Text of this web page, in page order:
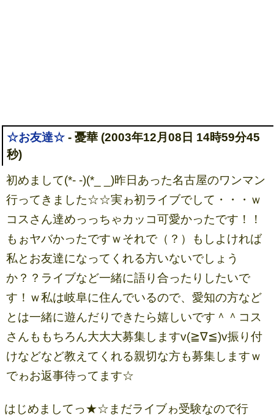
☆お友達☆ - 憂華 (2003年12月08日 14時59分45
秒)
初めまして(*- -)(*_ _)昨日あった名古屋のワンマン
行ってきました☆☆実ゎ初ライブでして・・・ｗ
コスさん達めっっちゃカッコ可愛かったです！！
もぉヤバかったですｗそれで（？）もしよければ
私とお友達になってくれる方いないでしょう
か？？ライブなど一緒に語り合ったりしたいで
す！ｗ私は岐阜に住んでいるので、愛知の方など
とは一緒に遊んだりできたら嬉しいです＾＾コス
さんももちろん大大大募集しますv(≧∇≦)v振り付
けなどなど教えてくれる親切な方も募集しますｗ
でゎお返事待ってます☆
はじめましてっ★☆まだライブゎ受験なので行